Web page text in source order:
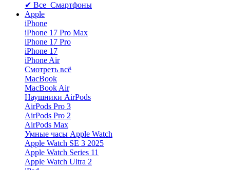
✔ Все Смартфоны
Apple
iPhone
iPhone 17 Pro Max
iPhone 17 Pro
iPhone 17
iPhone Air
Смотреть всё
MacBook
MacBook Air
Наушники AirPods
AirPods Pro 3
AirPods Pro 2
AirPods Max
Умные часы Apple Watch
Apple Watch SE 3 2025
Apple Watch Series 11
Apple Watch Ultra 2